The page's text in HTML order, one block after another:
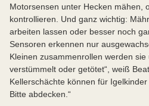
Motorsensen unter Hecken mähen,
kontrollieren. Und ganz wichtig:
arbeiten lassen oder besser noch
Sensoren erkennen nur
Kleinen zusammenrollen werden
verstümmelt oder getötet“, weiß
Kellerschächte können für
Bitte abdecken.“